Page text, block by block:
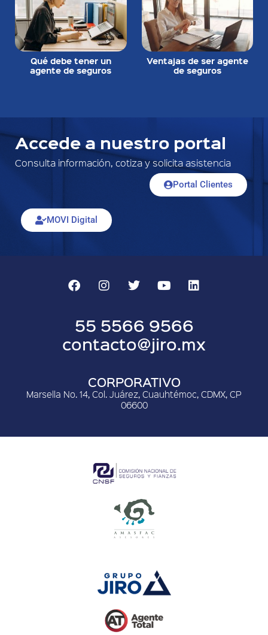
Qué debe tener un
agente de seguros
Ventajas de ser agente
de seguros
Accede a nuestro portal
Consulta información, cotiza y solicita asistencia
Portal Clientes
MOVI Digital
55 5566 9566
contacto@jiro.mx
CORPORATIVO
Marsella No. 14, Col. Juárez, Cuauhtémoc, CDMX, CP
06600